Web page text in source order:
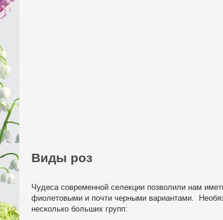
Виды роз
Чудеса современной селекции позволили нам
фиолетовыми и почти черными вариантами.
несколько больших групп: